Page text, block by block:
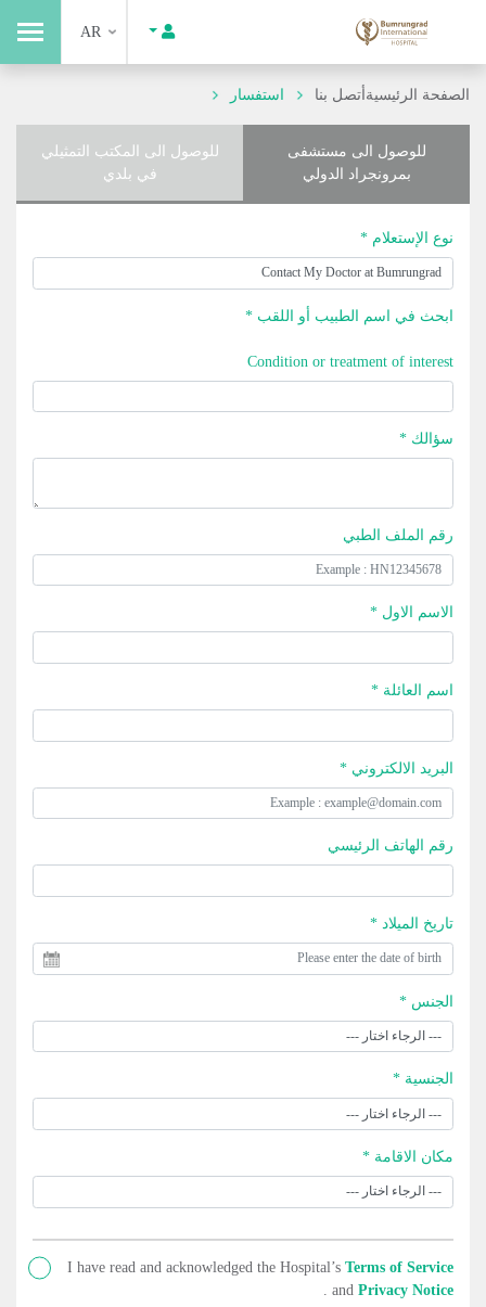
AR
الصفحة الرئيسيةأتصل بنا استفسار
للوصول الى مستشفى
بمرونجراد الدولي
للوصول الى المكتب التمثيلي
في بلدي
نوع الإستعلام *
ابحث في اسم الطبيب أو اللقب *
Condition or treatment of interest
سؤالك *
رقم الملف الطبي
الاسم الاول *
اسم العائلة *
البريد الالكتروني *
رقم الهاتف الرئيسي
تاريخ الميلاد *
الجنس *
الجنسية *
مكان الاقامة *
I have read and acknowledged the Hospital’s Terms of Service
and Privacy Notice